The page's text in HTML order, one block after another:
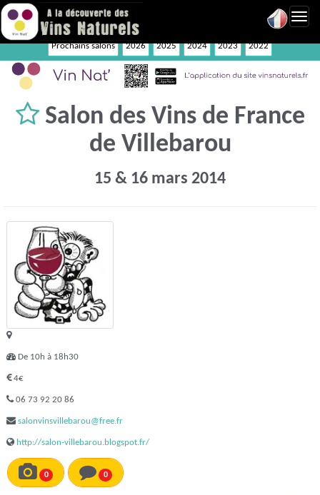
Prochains salons 2026 2025 2024 2023 2022
Salon des Vins de France
de Villebarou
15 & 16 mars 2014
De 10h à 18h30
4€
06 73 92 20 86
salonvinsvillebarou@free.fr
http://salon-villebarou.blogspot.fr/
0 0